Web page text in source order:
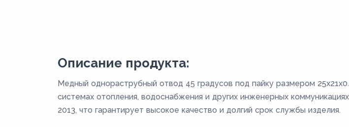
Описание продукта:
Медный однораструбный отвод 45 градусов под пайку размером
системах отопления, водоснабжения и других инженерных
2013, что гарантирует высокое качество и долгий срок службы изделия.